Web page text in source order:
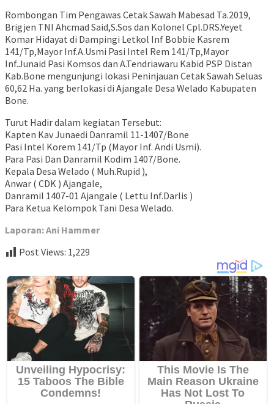
Rombongan Tim Pengawas Cetak Sawah Mabesad Ta.2019,
Brigjen TNI Ahcmad Said,S.Sos dan Kolonel Cpl.DRS.Yeyet
Komar Hidayat di Dampingi Letkol Inf Bobbie Kasrem
141/Tp,Mayor Inf.A.Usmi Pasi Intel Rem 141/Tp,Mayor
Inf.Junaid Pasi Komsos dan A.Tendriawaru Kabid PSP Distan
Kab.Bone mengunjungi lokasi Peninjauan Cetak Sawah Seluas
60,62 Ha. yang berlokasi di Ajangale Desa Welado Kabupaten
Bone.
Turut Hadir dalam kegiatan Tersebut:
Kapten Kav Junaedi Danramil 11-1407/Bone
Pasi Intel Korem 141/Tp (Mayor Inf. Andi Usmi).
Para Pasi Dan Danramil Kodim 1407/Bone.
Kepala Desa Welado ( Muh.Rupid ),
Anwar ( CDK ) Ajangale,
Danramil 1407-01 Ajangale ( Lettu Inf.Darlis )
Para Ketua Kelompok Tani Desa Welado.
Laporan: Ani Hammer
Post Views: 1,229